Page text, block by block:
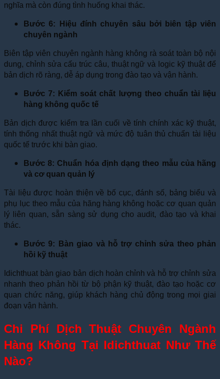
nghĩa mà còn đúng tình huống khai thác.
Bước 6: Hiệu đính chuyên sâu bởi biên tập viên
chuyên ngành
Biên tập viên chuyên ngành hàng không rà soát toàn bộ nội
dung, chỉnh sửa cấu trúc câu, thuật ngữ và logic kỹ thuật để
bản dịch rõ ràng, dễ áp dụng trong đào tạo và vận hành.
Bước 7: Kiểm soát chất lượng theo chuẩn tài liệu
hàng không quốc tế
Bản dịch được kiểm tra lần cuối về tính chính xác kỹ thuật,
tính thống nhất thuật ngữ và mức độ tuân thủ chuẩn tài liệu
quốc tế trước khi bàn giao.
Bước 8: Chuẩn hóa định dạng theo mẫu của hãng
và cơ quan quản lý
Tài liệu được hoàn thiện về bố cục, đánh số, bảng biểu và
phụ lục theo mẫu của hãng hàng không hoặc cơ quan quản
lý liên quan, sẵn sàng sử dụng cho audit, đào tạo và khai
thác.
Bước 9: Bàn giao và hỗ trợ chỉnh sửa theo phản
hồi kỹ thuật
Idichthuat bàn giao bản dịch hoàn chỉnh và hỗ trợ chỉnh sửa
nhanh theo phản hồi từ bộ phận kỹ thuật, đào tạo hoặc cơ
quan chức năng, giúp khách hàng chủ động trong mọi giai
đoạn vận hành.
Chi Phí Dịch Thuật Chuyên Ngành
Hàng Không Tại Idichthuat Như Thế
Nào?